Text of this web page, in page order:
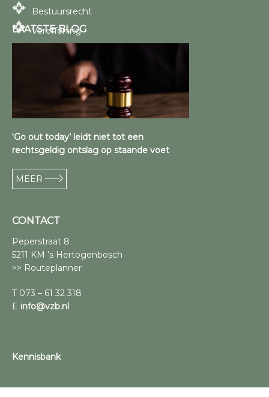
Bestuursrecht
Vereffening
LAATSTE BLOG
‘Go out today’ leidt niet tot een
rechtsgeldig ontslag op staande voet
MEER
CONTACT
Peperstraat 8
5211 KM ’s Hertogenbosch
>> Routeplanner
T 073 – 61 32 318
E info@vzb.nl
Kennisbank